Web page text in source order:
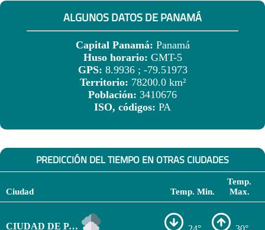
ALGUNOS DATOS DE PANAMÁ
Capital Panamá: Panamá
Huso horario: GMT-5
GPS: 8.9936 ; -79.51973
Territorio: 78200.0 km²
Población: 3410676
ISO, códigos: PA
PREDICCIÓN DEL TIEMPO EN OTRAS CIUDADES
Ciudad Temp. Min.
Temp.
Max.
CIUDAD DE PANAMÁ